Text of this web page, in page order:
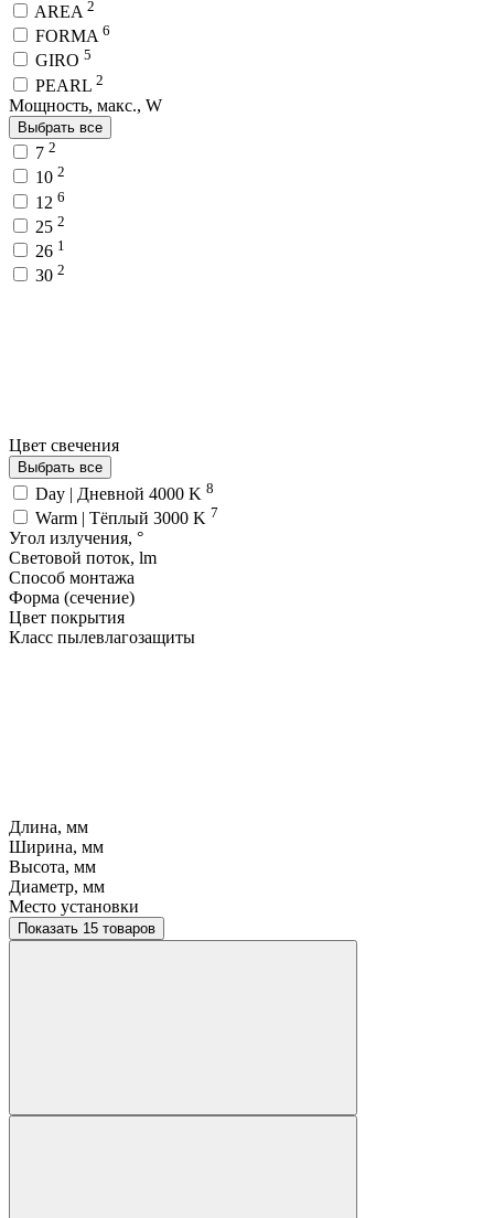
AREA 2
FORMA 6
GIRO 5
PEARL 2
Мощность, макс., W
Выбрать все
7 2
10 2
12 6
25 2
26 1
30 2
Цвет свечения
Выбрать все
Day | Дневной 4000 K 8
Warm | Тёплый 3000 K 7
Угол излучения, °
Световой поток, lm
Способ монтажа
Форма (сечение)
Цвет покрытия
Класс пылевлагозащиты
Длина, мм
Ширина, мм
Высота, мм
Диаметр, мм
Место установки
Показать 15 товаров